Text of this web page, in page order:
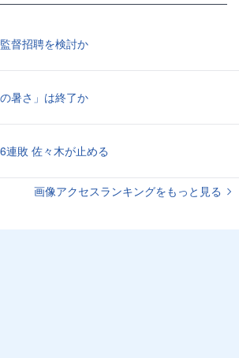
督招聘を検討か
暑さ」は終了か
連敗 佐々木が止める
画像アクセスランキングをもっと見る